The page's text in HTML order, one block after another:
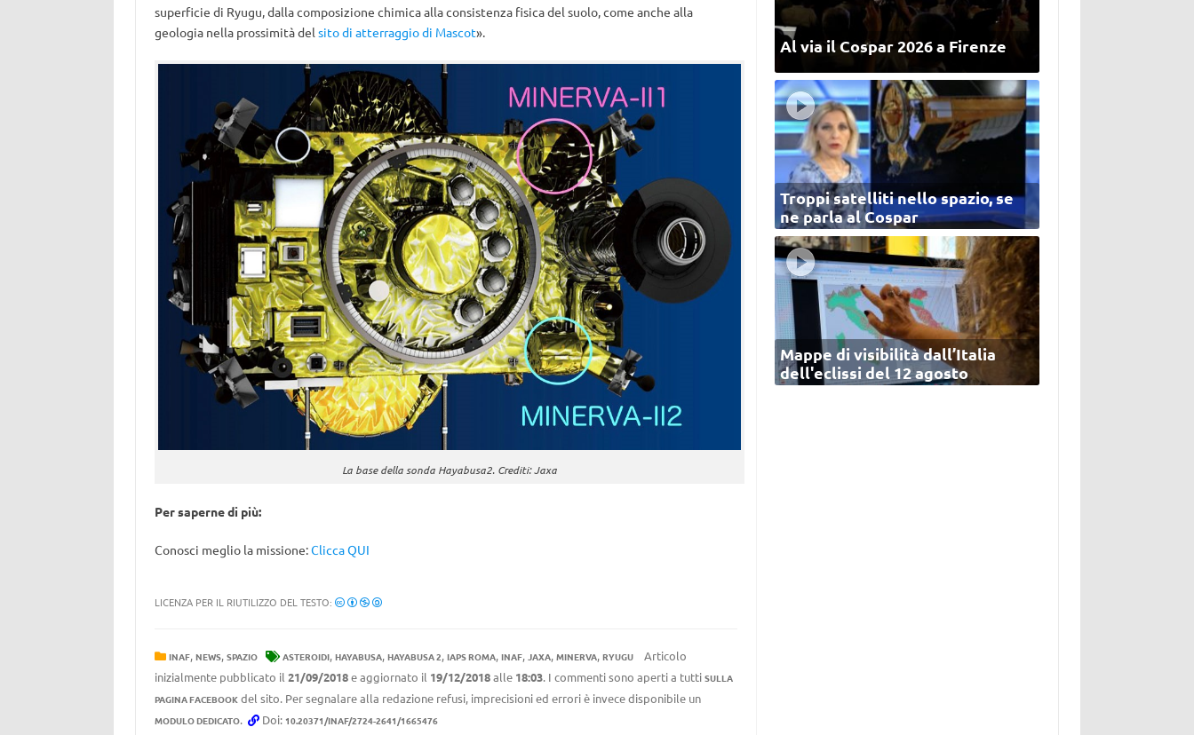
superficie di Ryugu, dalla composizione chimica alla consistenza fisica del suolo, come anche alla
geologia nella prossimità del sito di atterraggio di Mascot».
La base della sonda Hayabusa2. Crediti: Jaxa
Per saperne di più:
Conosci meglio la missione:Clicca QUI
LICENZA PER IL RIUTILIZZO DEL TESTO:
INAF, NEWS, SPAZIO ASTEROIDI, HAYABUSA, HAYABUSA 2, IAPS ROMA, INAF, JAXA, MINERVA, RYUGU
Articolo
inizialmente pubblicato il 21/09/2018e aggiornato il 19/12/2018alle 18:03. I commenti sono aperti a tutti SULLA
PAGINA FACEBOOKdel sito. Per segnalare alla redazione refusi, imprecisioni ed errori è invece disponibile un
MODULO DEDICATO. Doi: 10.20371/INAF/2724-2641/1665476
Al via il Cospar 2026 a Firenze
Troppi satelliti nello spazio, se
ne parla al Cospar
Mappe di visibilità dall’Italia
dell'eclissi del 12 agosto